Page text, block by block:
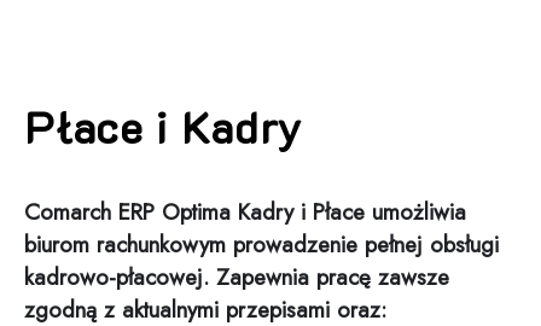
Płace i Kadry
Comarch ERP Optima Kadry i Płace umożliwia
biurom rachunkowym prowadzenie pełnej obsługi
kadrowo-płacowej. Zapewnia pracę zawsze
zgodną z aktualnymi przepisami oraz: